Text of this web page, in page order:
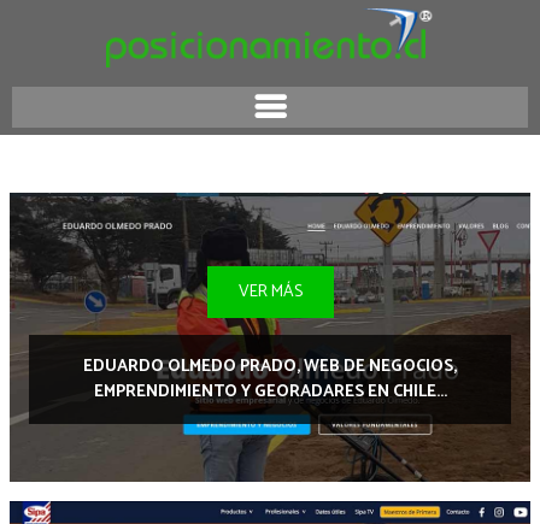
VER MÁS
EDUARDO OLMEDO PRADO, WEB DE NEGOCIOS,
EMPRENDIMIENTO Y GEORADARES EN CHILE...